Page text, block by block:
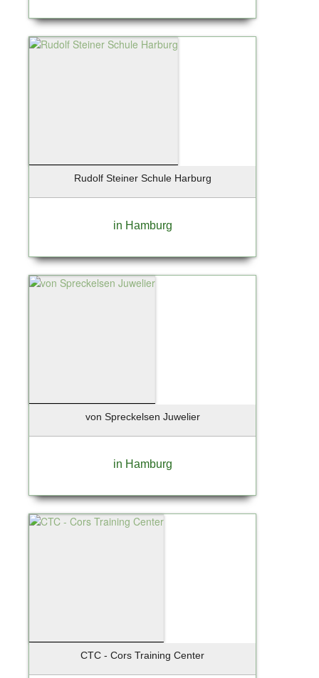
Rudolf Steiner Schule Harburg
in Hamburg
von Spreckelsen Juwelier
in Hamburg
CTC - Cors Training Center